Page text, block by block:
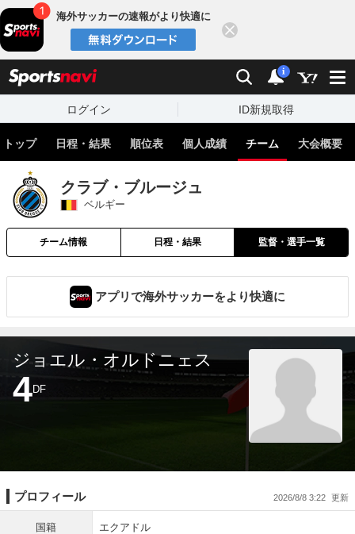
海外サッカーの速報がより快適に
検索 通知
i
ログイン ID新規取得
トップ 日程・結果 順位表 個人成績 チーム 大会概要
クラブ・ブルージュ
ベルギー
チーム情報 日程・結果 監督・選手一覧
アプリで海外サッカーをより快適に
ジョエル・オルドニェス
4DF
プロフィール 2026/8/8 3:22
国籍 エクアドル